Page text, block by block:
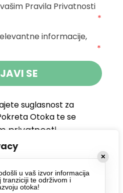
your browsing experience,
content, and analyze our
you consent to our use
Pravila Privatnosti
*
informacije,
*
SE
suglasnost za
Otoka te se
privatnosti.
MREŽE ✕
u vaš izvor informacija
tranziciji te održivom i
otoka!